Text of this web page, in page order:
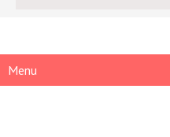
Menu